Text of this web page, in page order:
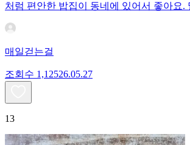
처럼 편안한 밥집이 동네에 있어서 좋아요
매일걷는걸
조회수 1,12526.05.27
13